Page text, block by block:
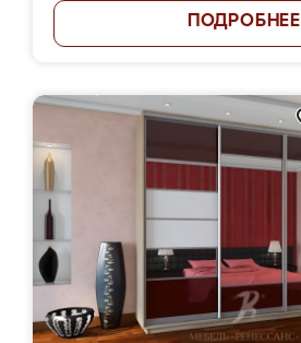
ПОДРОБНЕЕ